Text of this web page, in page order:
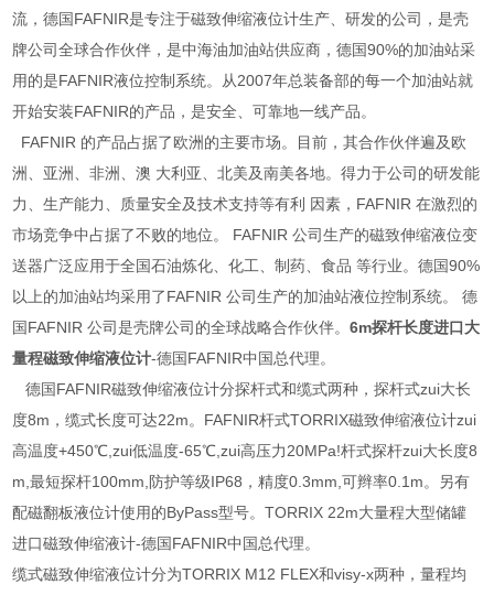
流，德国FAFNIR是专注于磁致伸缩液位计生产、研发的公司，是壳
牌公司全球合作伙伴，是中海油加油站供应商，德国90%的加油站采
用的是FAFNIR液位控制系统。从2007年总装备部的每一个加油站就
开始安装FAFNIR的产品，是安全、可靠地一线产品。
FAFNIR 的产品占据了欧洲的主要市场。目前，其合作伙伴遍及欧
洲、亚洲、非洲、澳 大利亚、北美及南美各地。得力于公司的研发能
力、生产能力、质量安全及技术支持等有利 因素，FAFNIR 在激烈的
市场竞争中占据了不败的地位。 FAFNIR 公司生产的磁致伸缩液位变
送器广泛应用于全国石油炼化、化工、制药、食品 等行业。德国90%
以上的加油站均采用了FAFNIR 公司生产的加油站液位控制系统。 德
国FAFNIR 公司是壳牌公司的全球战略合作伙伴。6m探杆长度进口大
量程磁致伸缩液位计-德国FAFNIR中国总代理。
德国FAFNIR磁致伸缩液位计分探杆式和缆式两种，探杆式zui大长
度8m，缆式长度可达22m。FAFNIR杆式TORRIX磁致伸缩液位计zui
高温度+450℃,zui低温度-65℃,zui高压力20MPa!杆式探杆zui大长度8
m,最短探杆100mm,防护等级IP68，精度0.3mm,可辫率0.1m。另有
配磁翻板液位计使用的ByPass型号。TORRIX 22m大量程大型储罐
进口磁致伸缩液计-德国FAFNIR中国总代理。
缆式磁致伸缩液位计分为TORRIX M12 FLEX和visy-x两种，量程均